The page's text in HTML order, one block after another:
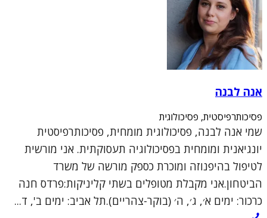
אנה לבנה
פסיכותרפיסטית, פסיכולוגית
שמי אנה לבנה, פסיכולוגית מומחית, פסיכותרפיסטית
יונגיאנית ומומחית בפסיכולוגיה תעסוקתית. אני מורשית
לטיפול בהיפנוזה ומוכרת כספק מורשה של משרד
הביטחון.אני מקבלת מטופלים בשתי קליניקות:פרדס חנה
כרכור: ימים א׳, ג׳, ה׳ (בוקר-צהריים).תל אביב: ימים ב', ד...